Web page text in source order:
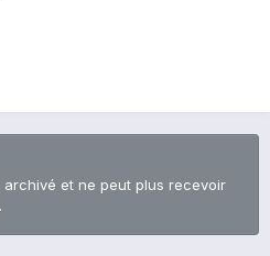
archivé et ne peut plus recevoir